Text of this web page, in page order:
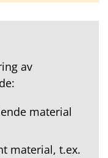
av
material
material, t.ex.